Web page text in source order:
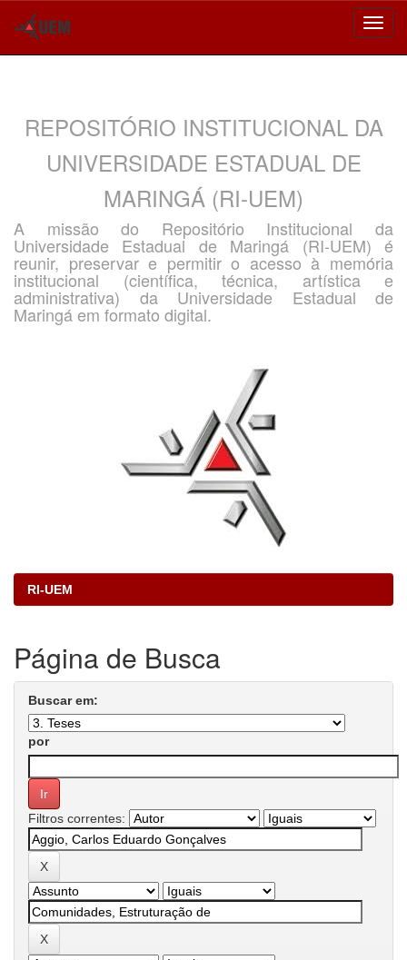
REPOSITÓRIO INSTITUCIONAL DA
UNIVERSIDADE ESTADUAL DE
MARINGÁ (RI-UEM)
A missão do Repositório Institucional da
Universidade Estadual de Maringá (RI-UEM) é
reunir, preservar e permitir o acesso à memória
institucional (científica, técnica, artística e
administrativa) da Universidade Estadual de
Maringá em formato digital.
RI-UEM
Página de Busca
Buscar em:
por
Filtros correntes: